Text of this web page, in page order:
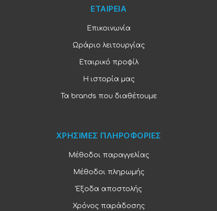
ΕΤΑΙΡΕΙΑ
Επικοινωνία
Ωράριο λειτουργίας
Εταιρικό προφίλ
Η ιστορία μας
Τα brands που διαθέτουμε
ΧΡΗΣΙΜΕΣ ΠΛΗΡΟΦΟΡΙΕΣ
Μέθοδοι παραγγελίας
Μέθοδοι πληρωμής
Έξοδα αποστολής
Χρόνος παράδοσης